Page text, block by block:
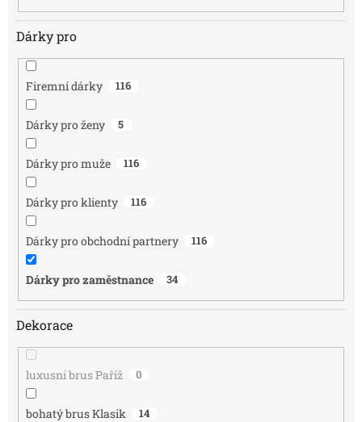
Dárky pro
Firemní dárky 116
Dárky pro ženy 5
Dárky pro muže 116
Dárky pro klienty 116
Dárky pro obchodní partnery 116
Dárky pro zaměstnance 34
Dekorace
luxusní brus Paříž 0
bohatý brus Klasik 14